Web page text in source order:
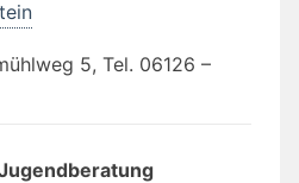
5, Tel. 06126 –
Jugendberatung